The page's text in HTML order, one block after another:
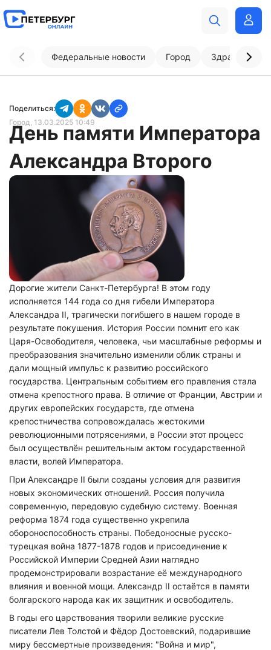
Федеральные новости Город
Поделиться:
Город, 13.03.2025 10:49
День памяти Императора
Александра Второго
Дорогие жители Санкт-Петербурга! В этом году
исполняется 144 года со дня гибели Императора
Александра II, трагически погибшего в нашем городе в
результате покушения. История России помнит его как
Царя-Освободителя, человека, чьи масштабные реформы и
преобразования значительно изменили облик страны и
дали мощный импульс к развитию российского
государства. Центральным событием его правления стала
отмена крепостного права. В отличие от Франции, Австрии и
других европейских государств, где отмена
крепостничества сопровождалась жестокими
революционными потрясениями, в России этот процесс
был осуществлён решительным актом государственной
власти, волей Императора.
При Александре II были созданы условия для развития
новых экономических отношений. Россия получила
современную, передовую судебную систему. Военная
реформа 1874 года существенно укрепила
обороноспособность страны. Победоносные русско-
турецкая война 1877-1878 годов и присоединение к
Российской Империи Средней Азии наглядно
продемонстрировали возрастание её международного
влияния и военной мощи. Александр II остаётся в памяти
болгарского народа как их защитник и освободитель.
В годы его царствования творили великие русские
писатели Лев Толстой и Фёдор Достоевский, подарившие
миру бессмертные произведения: "Война и мир",